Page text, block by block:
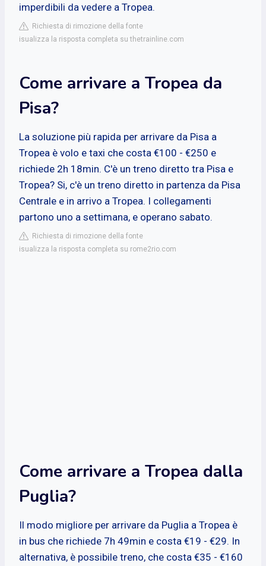
imperdibili da vedere a Tropea.
Richiesta di rimozione della fonte
isualizza la risposta completa su thetrainline.com
Come arrivare a Tropea da
Pisa?
La soluzione più rapida per arrivare da Pisa a
Tropea è volo e taxi che costa €100 - €250 e
richiede 2h 18min. C'è un treno diretto tra Pisa e
Tropea? Si, c'è un treno diretto in partenza da Pisa
Centrale e in arrivo a Tropea. I collegamenti
partono uno a settimana, e operano sabato.
Richiesta di rimozione della fonte
isualizza la risposta completa su rome2rio.com
Come arrivare a Tropea dalla
Puglia?
Il modo migliore per arrivare da Puglia a Tropea è
in bus che richiede 7h 49min e costa €19 - €29. In
alternativa, è possibile treno, che costa €35 - €160